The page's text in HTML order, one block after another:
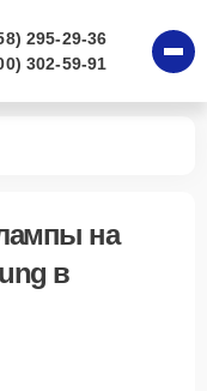
295-29-36
302-59-91
на
в